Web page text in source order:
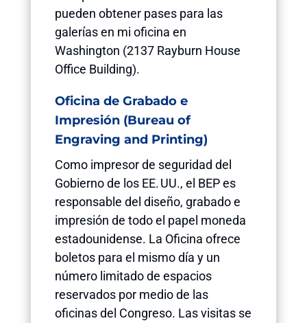
pueden obtener pases para las
galerías en mi oficina en
Washington (2137 Rayburn House
Office Building).
Oficina de Grabado e
Impresión (Bureau of
Engraving and Printing)
Como impresor de seguridad del
Gobierno de los EE. UU., el BEP es
responsable del diseño, grabado e
impresión de todo el papel moneda
estadounidense. La Oficina ofrece
boletos para el mismo día y un
número limitado de espacios
reservados por medio de las
oficinas del Congreso. Las visitas se